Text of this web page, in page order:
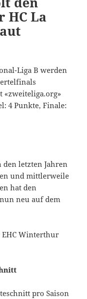
HC La
Liga B werden
«zweiteliga.org»
4 Punkte, Finale:
den letzten Jahren
und mittlerweile
hat den
neu auf dem
Winterthur
pro Saison